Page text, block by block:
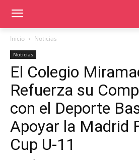
Inicio Noticias
Noticias
El Colegio
Refuerza su
con el Deporte
Apoyar la Madrid
Cup U-11